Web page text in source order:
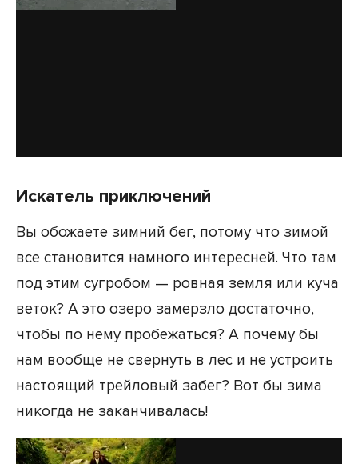
Искатель приключений
Вы обожаете зимний бег, потому что зимой
все становится намного интересней. Что там
под этим сугробом — ровная земля или куча
веток? А это озеро замерзло достаточно,
чтобы по нему пробежаться? А почему бы
нам вообще не свернуть в лес и не устроить
настоящий трейловый забег? Вот бы зима
никогда не заканчивалась!